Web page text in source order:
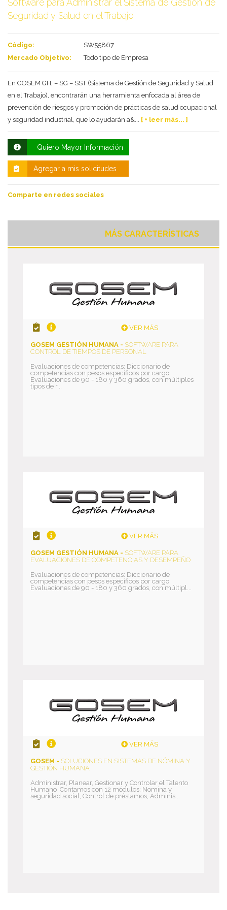
Deseo recibir información de otros Productos /
Al enviar este formulario aceptas nuestra
política de tratamiento datos personales.
Software para Administrar el Sistema de Gestión de
Seguridad y Salud en el Trabajo
Código:
SW55867
Mercado Objetivo:
Todo tipo de Empresa
En GOSEM GH, – SG – SST (Sistema de Gestión de Seguridad y Salud
en el Trabajo), encontrarán una herramienta enfocada al área de
prevención de riesgos y promoción de prácticas de salud ocupacional
y seguridad industrial, que lo ayudarán a&... [ + leer más... ]
Quiero Mayor Información
Agregar a mis solicitudes
Comparte en redes sociales
MÁS CARACTERÍSTICAS
VER MÁS
GOSEM GESTIÓN HUMANA - SOFTWARE PARA
CONTROL DE TIEMPOS DE PERSONAL
Evaluaciones de competencias: Diccionario de
competencias con pesos específicos por cargo.
Evaluaciones de 90 - 180 y 360 grados, con múltiples
tipos de r...
VER MÁS
GOSEM GESTIÓN HUMANA - SOFTWARE PARA
EVALUACIONES DE COMPETENCIAS Y DESEMPEÑO
Evaluaciones de competencias: Diccionario de
competencias con pesos específicos por cargo.
Evaluaciones de 90 - 180 y 360 grados, con múltipl...
VER MÁS
GOSEM - SOLUCIONES EN SISTEMAS DE NÓMINA Y
GESTIÓN HUMANA
Administrar, Planear, Gestionar y Controlar el Talento
Humano Contamos con 12 módulos: Nomina y
seguridad social, Control de préstamos, Adminis...